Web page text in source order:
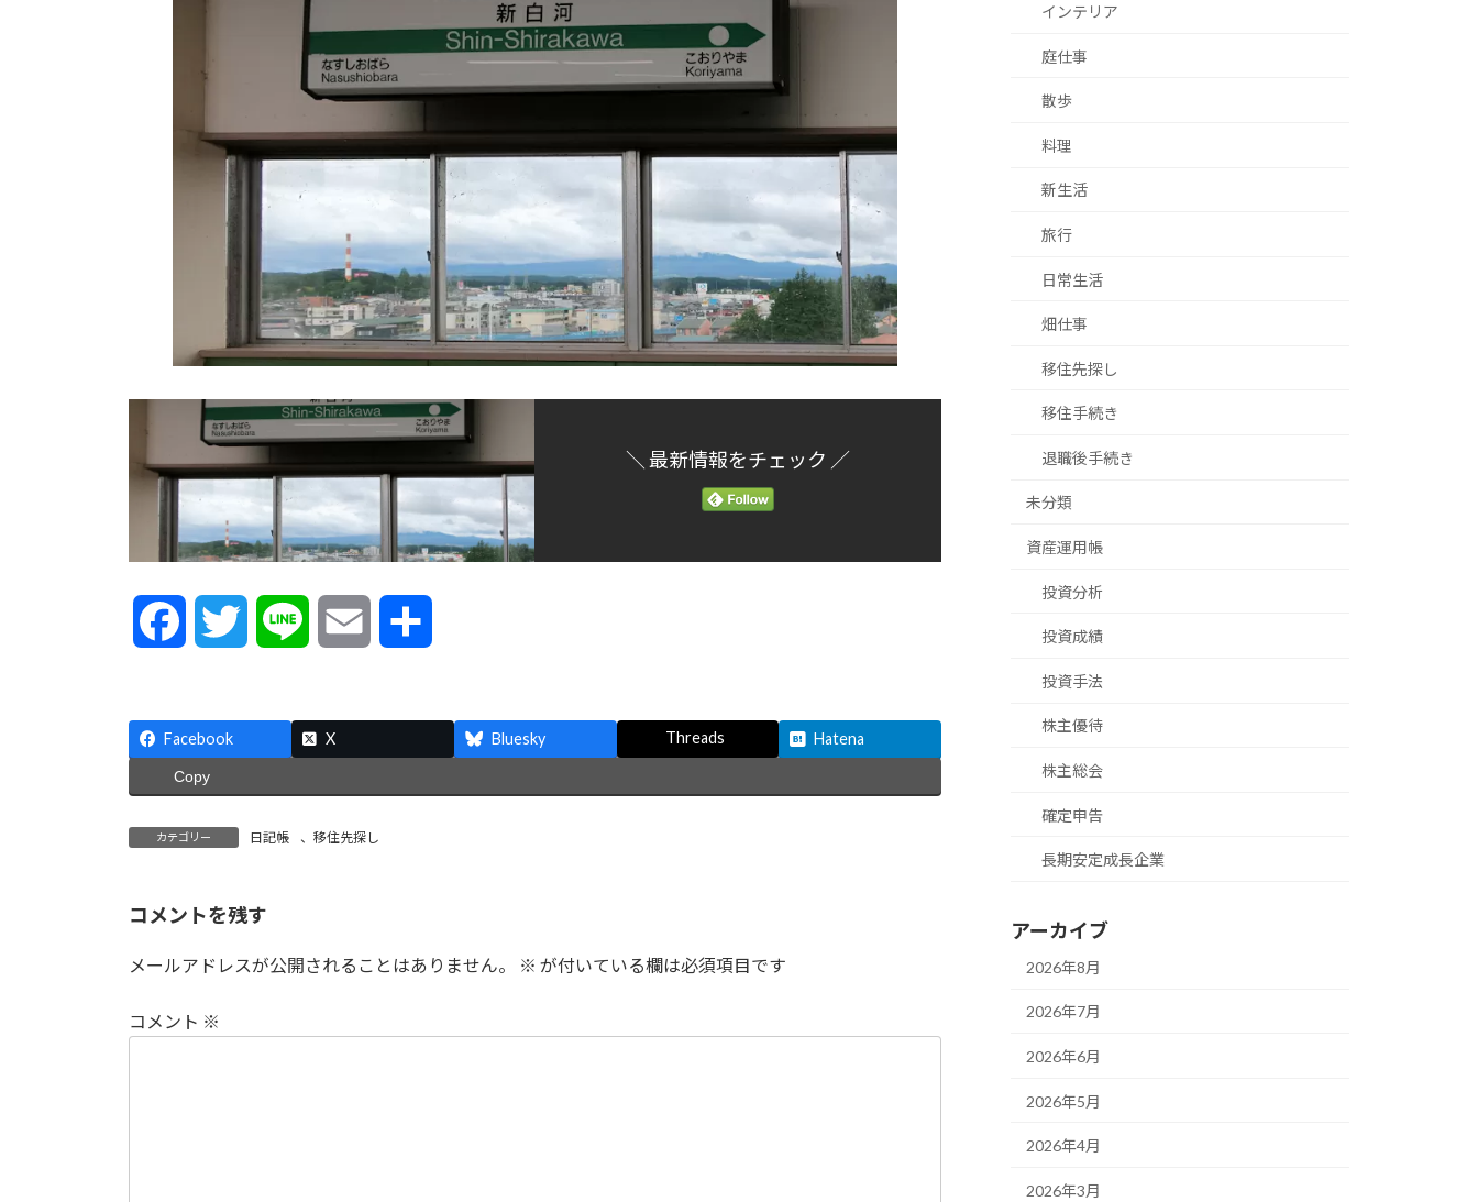
＼ 最新情報をチェック ／
c
e
b
i
t
n a
Facebook X Bluesky Threads Hatena
Copy
カテゴリー 日記帳 、 移住先探し
コメントを残す
メールアドレスが公開されることはありません。 ※ が付いている欄は必須項目です
コメント ※
インテリア
庭仕事
散歩
料理
新生活
旅行
日常生活
畑仕事
移住先探し
移住手続き
退職後手続き
未分類
資産運用帳
投資分析
投資成績
投資手法
株主優待
株主総会
確定申告
長期安定成長企業
アーカイブ
2026年8月
2026年7月
2026年6月
2026年5月
2026年4月
2026年3月